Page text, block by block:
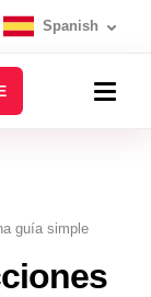
Spanish
guía simple